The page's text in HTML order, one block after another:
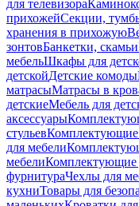
для телевизора
прихожейСекции,
хранения в прихожую
зонтовБанкетки, скамьи
мебельШкафы для
детскойДетские комоды
матрасыМатрасы в
детскиеМебель для
аксессуары
стульевКомплектующие
для мебели
мебелиКомплектующие
фурнитураЧехлы для
кухниТовары для